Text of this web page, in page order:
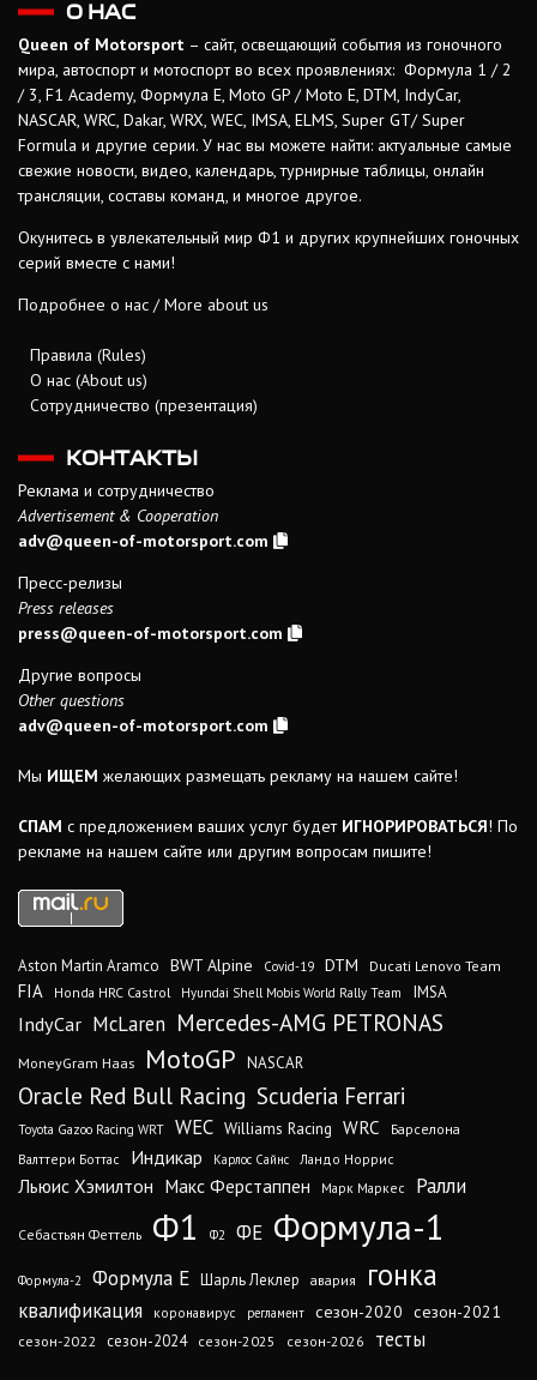
О НАС
Queen of Motorsport – сайт, освещающий события из гоночного
мира, автоспорт и мотоспорт во всех проявлениях: Формула 1 / 2
/ 3, F1 Academy, Формула Е, Moto GP / Moto E, DTM, IndyCar,
NASCAR, WRC, Dakar, WRX, WEC, IMSA, ELMS, Super GT/ Super
Formula и другие серии. У нас вы можете найти: актуальные самые
свежие новости, видео, календарь, турнирные таблицы, онлайн
трансляции, составы команд, и многое другое.
Окунитесь в увлекательный мир Ф1 и других крупнейших гоночных
серий вместе с нами!
Подробнее о нас / More about us
Правила (Rules)
О нас (About us)
Сотрудничество (презентация)
КОНТАКТЫ
Реклама и сотрудничество
Advertisement & Cooperation
adv@queen-of-motorsport.com
Пресс-релизы
Press releases
press@queen-of-motorsport.com
Другие вопросы
Other questions
adv@queen-of-motorsport.com
Мы ИЩЕМ желающих размещать рекламу на нашем сайте!
СПАМ с предложением ваших услуг будет ИГНОРИРОВАТЬСЯ! По
рекламе на нашем сайте или другим вопросам пишите!
Aston Martin Aramco BWT Alpine Covid-19 DTM Ducati Lenovo Team
FIA Honda HRC Castrol Hyundai Shell Mobis World Rally Team IMSA
IndyCar McLaren Mercedes-AMG PETRONAS
MoneyGram Haas MotoGP NASCAR
Oracle Red Bull Racing Scuderia Ferrari
Toyota Gazoo Racing WRT WEC Williams Racing WRC
Барселона
Валттери Боттас
Индикар Карлос Сайнс Ландо Норрис
Льюис Хэмилтон Макс Ферстаппен Марк Маркес Ралли
Себастьян Феттель Ф1 Ф2 ФЕ Формула-1
Формула-2 Формула Е Шарль Леклер авария гонка
квалификация коронавирус регламент сезон-2020 сезон-2021
сезон-2022 сезон-2024 сезон-2025 сезон-2026 тесты